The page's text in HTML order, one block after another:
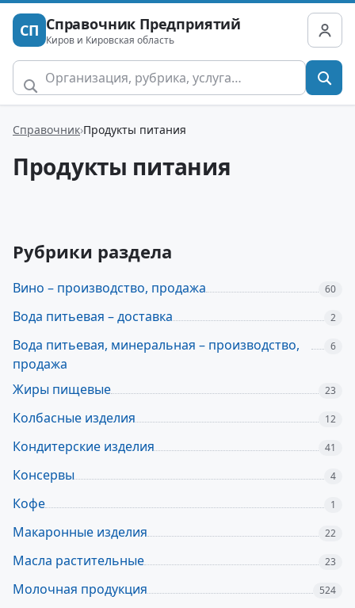
СП Справочник Предприятий
Киров и Кировская область
Справочник Продукты питания
Продукты питания
Рубрики раздела
Вино – производство, продажа 60
Вода питьевая – доставка 2
Вода питьевая, минеральная – производство,
продажа
6
Жиры пищевые 23
Колбасные изделия 12
Кондитерские изделия 41
Консервы 4
Кофе 1
Макаронные изделия 22
Масла растительные 23
Молочная продукция 524